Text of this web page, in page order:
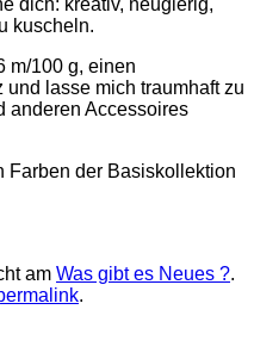
kuscheln.
m/100 g, einen
lasse mich traumhaft zu
anderen Accessoires
Farben der Basiskollektion
am Was gibt es Neues ?.
.